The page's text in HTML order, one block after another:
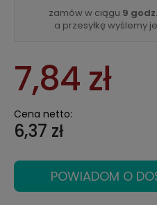
zamów w ciągu 9 godz.
a przesyłkę wyślemy
7,84 zł
Cena netto:
6,37 zł
POWIADOM O